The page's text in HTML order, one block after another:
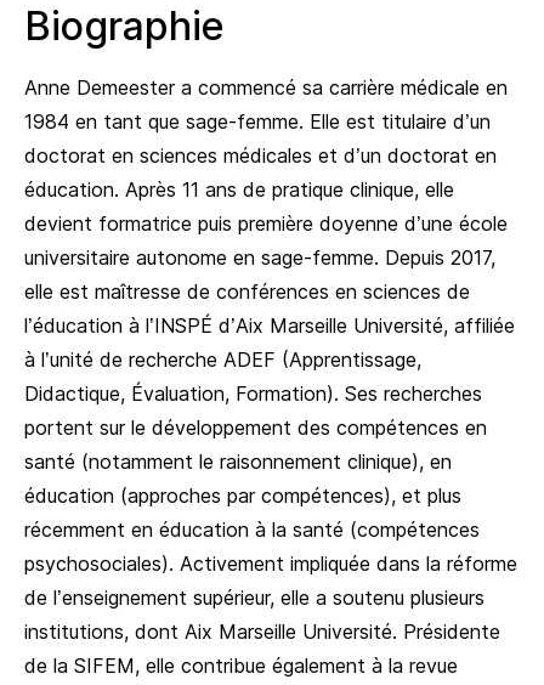
Biographie
Anne Demeester a commencé sa carrière médicale en
1984 en tant que sage-femme. Elle est titulaire d’un
doctorat en sciences médicales et d’un doctorat en
éducation. Après 11 ans de pratique clinique, elle
devient formatrice puis première doyenne d’une école
universitaire autonome en sage-femme. Depuis 2017,
elle est maîtresse de conférences en sciences de
l’éducation à l’INSPÉ d’Aix Marseille Université, affiliée
à l’unité de recherche ADEF (Apprentissage,
Didactique, Évaluation, Formation). Ses recherches
portent sur le développement des compétences en
santé (notamment le raisonnement clinique), en
éducation (approches par compétences), et plus
récemment en éducation à la santé (compétences
psychosociales). Activement impliquée dans la réforme
de l’enseignement supérieur, elle a soutenu plusieurs
institutions, dont Aix Marseille Université. Présidente
de la SIFEM, elle contribue également à la revue